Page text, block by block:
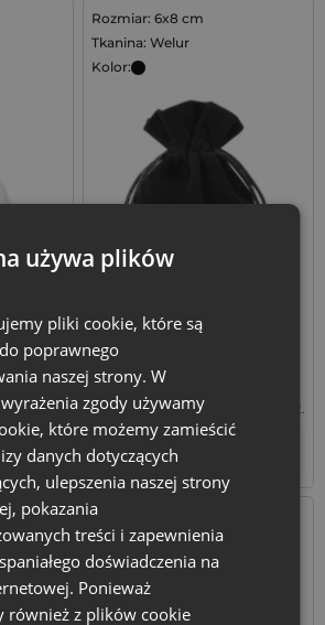
13 x
= 25 szt.
Rozmiar: 6x8 cm
Tkanina: Welur
Kolor:
10 szt. Woreczki welurowe 6
x 8 cm - czarne
11,59
1,16 zł / szt.
– op.
Rozmiar: 7x9 cm
Tkanina: Organza
Kolor:
używa plików
pliki cookie, które są
poprawnego
naszej strony. W
zgody używamy
które możemy zamieścić
danych dotyczących
ulepszenia naszej strony
pokazania
treści i zapewnienia
doświadczenia na
Ponieważ
również z plików cookie